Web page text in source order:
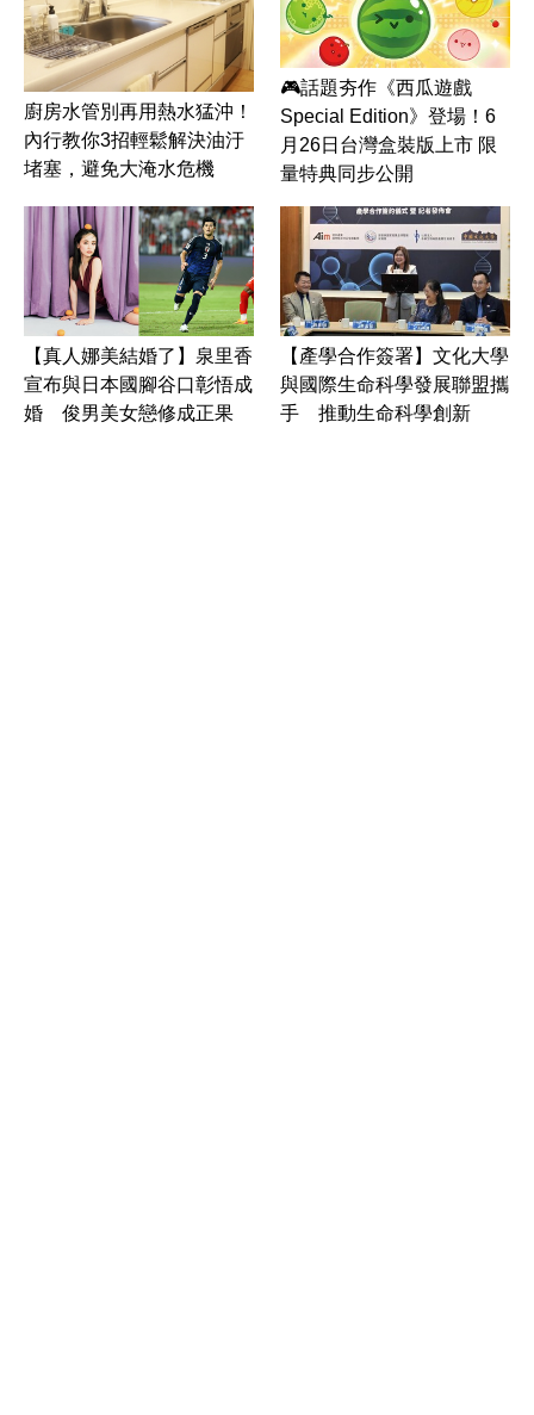
廚房水管別再用熱水猛沖！
內行教你3招輕鬆解決油汙
堵塞，避免大淹水危機
🎮話題夯作《西瓜遊戲
Special Edition》登場！6
月26日台灣盒裝版上市 限
量特典同步公開
【真人娜美結婚了】泉里香
宣布與日本國腳谷口彰悟成
婚 俊男美女戀修成正果
【產學合作簽署】文化大學
與國際生命科學發展聯盟攜
手 推動生命科學創新